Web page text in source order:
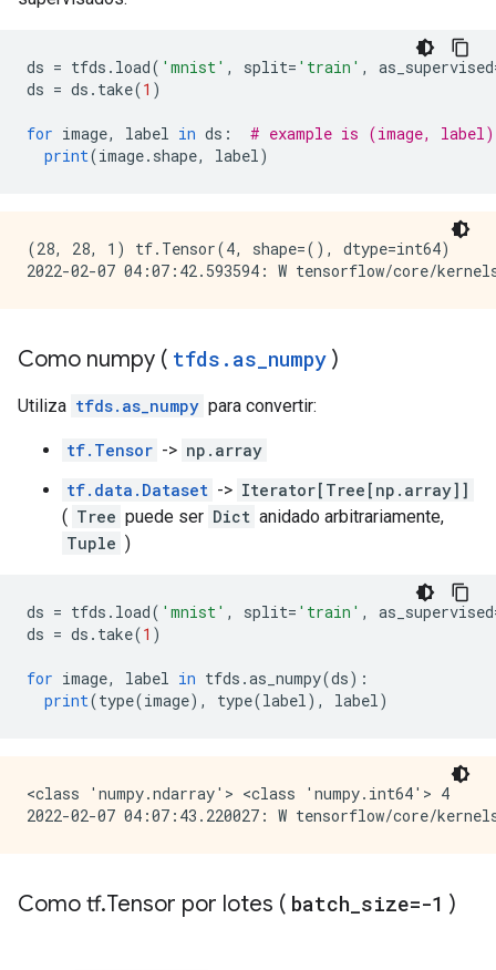
ds = tfds . load( 'mnist' , split= 'train' , as_supervised
ds = ds . take(1 )
for image, label in ds :
# example is (image, label)
print(image. shape, label)
(28, 28, 1) tf.Tensor(4, shape=(), dtype=int64)
Como numpy ( tfds . as numpy )
Utiliza tfds.as_numpy para convertir:
tf.Tensor -> np.array
tf.data.Dataset -> Iterator[Tree[np.array]]
( Tree puede ser Dict anidado arbitrariamente,
Tuple )
ds = tfds . load( 'mnist' , split= 'train' , as_supervised
ds = ds . take(1 )
for image, label in tfds .as_numpy(ds):
print(type(image), type(label), label)
<class 'numpy.ndarray'> <class 'numpy.int64'> 4
Como tf.Tensor por lotes ( batch size=-1 )